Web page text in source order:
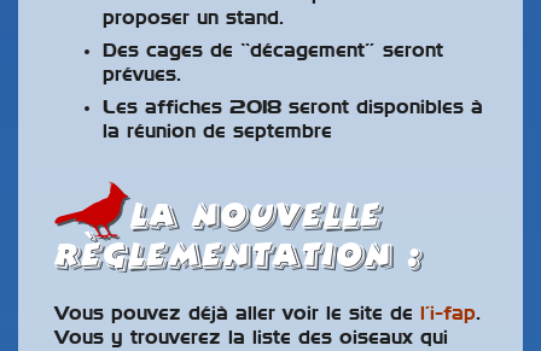
proposer un stand.
Des cages de “décagement” seront
prévues.
Les affiches 2018 seront disponibles à
la réunion de septembre
la nouvelle
règlementation :
Vous pouvez déjà aller voir le site de l’i-fap.
Vous y trouverez la liste des oiseaux qui